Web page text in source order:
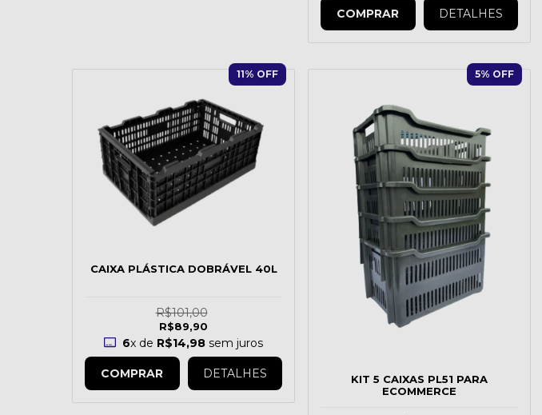
COMPRAR DETALHES
11% OFF
CAIXA PLÁSTICA DOBRÁVEL 40L
R$101,00
R$89,90
6x de R$14,98 sem juros
COMPRAR DETALHES
5% OFF
KIT 5 CAIXAS PL51 PARA
ECOMMERCE